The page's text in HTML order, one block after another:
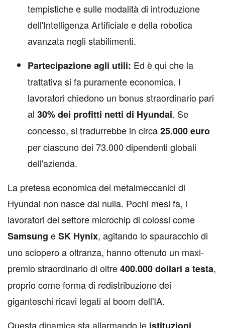
tempistiche e sulle modalità di introduzione
dell'Intelligenza Artificiale e della robotica
avanzata negli stabilimenti.
Partecipazione agli utili: Ed è qui che la
trattativa si fa puramente economica. I
lavoratori chiedono un bonus straordinario pari
al 30% dei profitti netti di Hyundai. Se
concesso, si tradurrebbe in circa25.000 euro
per ciascuno dei 73.000 dipendenti globali
dell'azienda.
La pretesa economica dei metalmeccanici di
Hyundai non nasce dal nulla. Pochi mesi fa, i
lavoratori del settore microchip di colossi come
Samsung eSK Hynix, agitando lo spauracchio di
uno sciopero a oltranza, hanno ottenuto un maxi-
premio straordinario di oltre400.000 dollari a testa,
proprio come forma di redistribuzione dei
giganteschi ricavi legati al boom dell'IA.
Questa dinamica sta allarmando le